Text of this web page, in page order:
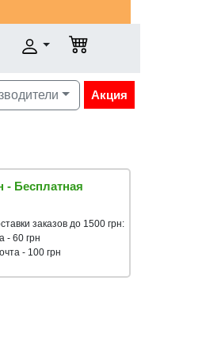
Акция
- Бесплатная
заказов до 1500 грн:
- 60 грн
- 100 грн